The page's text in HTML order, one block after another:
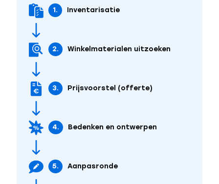
1. Inventarisatie
2. Winkelmaterialen uitzoeken
3. Prijsvoorstel (offerte)
4. Bedenken en ontwerpen
5. Aanpasronde